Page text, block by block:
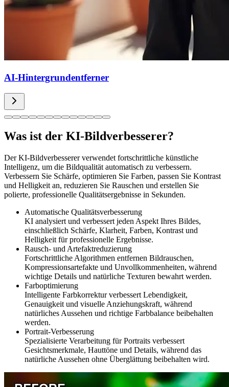
AI-Hintergrundentferner
Was ist der KI-Bildverbesserer?
Der KI-Bildverbesserer verwendet fortschrittliche künstliche
Intelligenz, um die Bildqualität automatisch zu verbessern.
Verbessern Sie Schärfe, optimieren Sie Farben, passen Sie Kontrast
und Helligkeit an, reduzieren Sie Rauschen und erstellen Sie
polierte, professionelle Qualitätsergebnisse in Sekunden.
Automatische Qualitätsverbesserung
KI analysiert und verbessert jeden Aspekt Ihres Bildes,
einschließlich Schärfe, Klarheit, Farben, Kontrast und
Helligkeit für professionelle Ergebnisse.
Rausch- und Artefaktreduzierung
Fortschrittliche Algorithmen entfernen Bildrauschen,
Kompressionsartefakte und Unvollkommenheiten, während
wichtige Details und natürliche Texturen bewahrt werden.
Farboptimierung
Intelligente Farbkorrektur verbessert Lebendigkeit,
Genauigkeit und visuelle Anziehungskraft, während
natürliches Aussehen und richtige Farbbalance beibehalten
werden.
Portrait-Verbesserung
Spezialisierte Verarbeitung für Portraits verbessert
Gesichtsmerkmale, Hauttöne und Details, während das
natürliche Aussehen ohne Überglättung beibehalten wird.